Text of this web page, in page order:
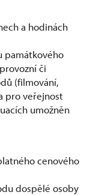
a hodinách
památkového
či
(filmování,
pro veřejnost
umožněn
cenového
dospělé osoby